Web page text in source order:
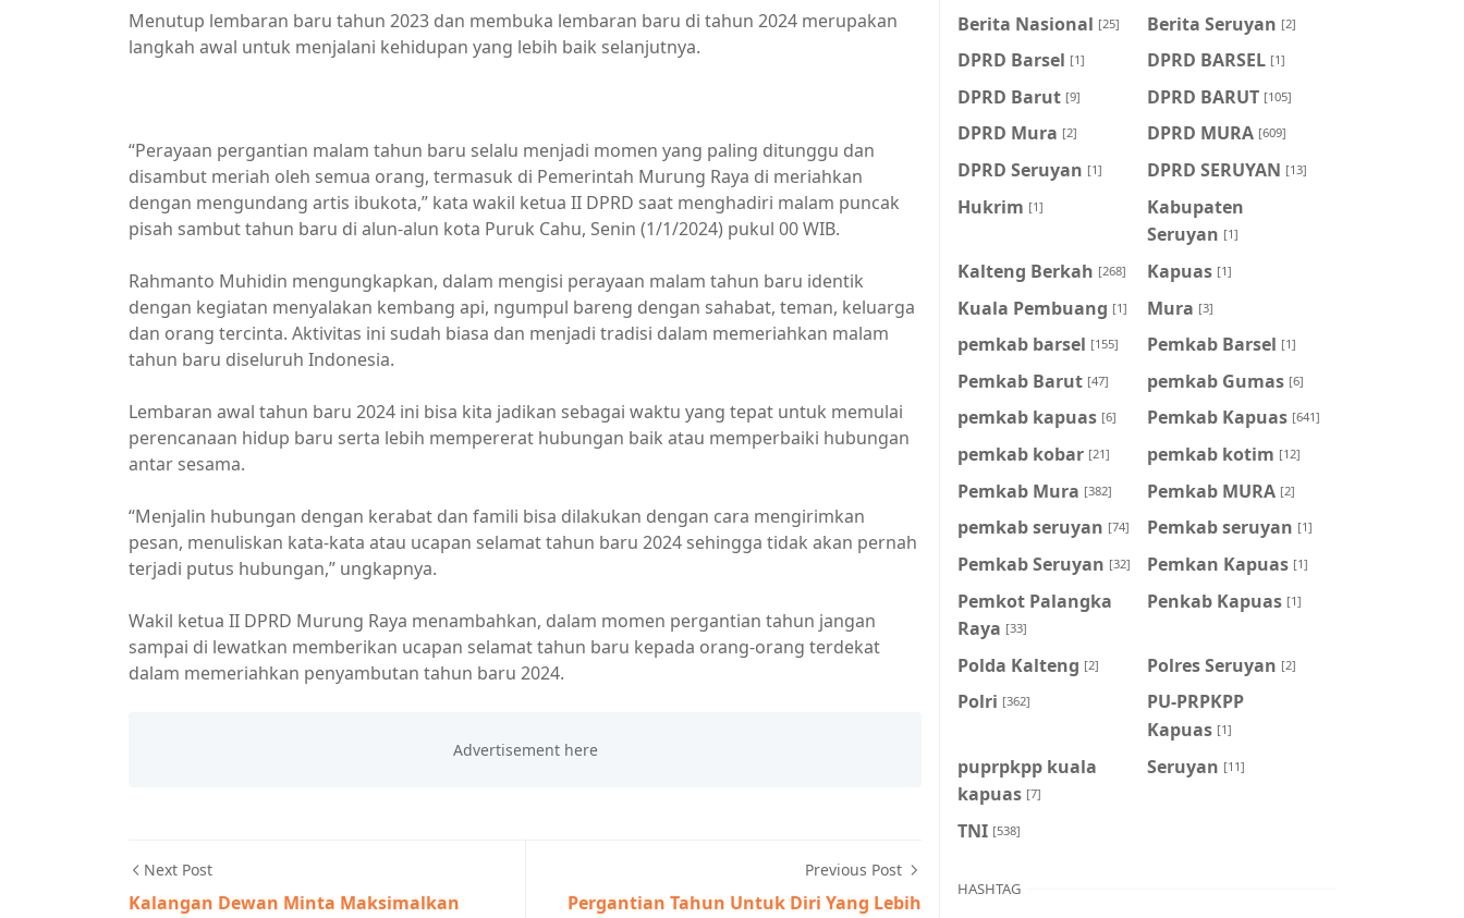
Menutup lembaran baru tahun 2023 dan membuka lembaran baru di tahun 2024 merupakan
langkah awal untuk menjalani kehidupan yang lebih baik selanjutnya.
“Perayaan pergantian malam tahun baru selalu menjadi momen yang paling ditunggu dan
disambut meriah oleh semua orang, termasuk di Pemerintah Murung Raya di meriahkan
dengan mengundang artis ibukota,” kata wakil ketua II DPRD saat menghadiri malam puncak
pisah sambut tahun baru di alun-alun kota Puruk Cahu, Senin (1/1/2024) pukul 00 WIB.
Rahmanto Muhidin mengungkapkan, dalam mengisi perayaan malam tahun baru identik
dengan kegiatan menyalakan kembang api, ngumpul bareng dengan sahabat, teman, keluarga
dan orang tercinta. Aktivitas ini sudah biasa dan menjadi tradisi dalam memeriahkan malam
tahun baru diseluruh Indonesia.
Lembaran awal tahun baru 2024 ini bisa kita jadikan sebagai waktu yang tepat untuk memulai
perencanaan hidup baru serta lebih mempererat hubungan baik atau memperbaiki hubungan
antar sesama.
“Menjalin hubungan dengan kerabat dan famili bisa dilakukan dengan cara mengirimkan
pesan, menuliskan kata-kata atau ucapan selamat tahun baru 2024 sehingga tidak akan pernah
terjadi putus hubungan,” ungkapnya.
Wakil ketua II DPRD Murung Raya menambahkan, dalam momen pergantian tahun jangan
sampai di lewatkan memberikan ucapan selamat tahun baru kepada orang-orang terdekat
dalam memeriahkan penyambutan tahun baru 2024.
Next Post
Kalangan Dewan Minta Maksimalkan
Previous Post
Pergantian Tahun Untuk Diri Yang Lebih
Berita Nasional [25] Berita Seruyan [2]
DPRD Barsel [1] DPRD BARSEL [1]
DPRD Barut [9] DPRD BARUT [105]
DPRD Mura [2] DPRD MURA [609]
DPRD Seruyan [1] DPRD SERUYAN [13]
Hukrim [1]
Kabupaten
Seruyan [1]
Kalteng Berkah [268] Kapuas [1]
Kuala Pembuang [1] Mura [3]
pemkab barsel [155] Pemkab Barsel [1]
Pemkab Barut [47] pemkab Gumas [6]
pemkab kapuas [6] Pemkab Kapuas [641]
pemkab kobar [21] pemkab kotim [12]
Pemkab Mura [382] Pemkab MURA [2]
pemkab seruyan [74] Pemkab seruyan [1]
Pemkab Seruyan [32] Pemkan Kapuas [1]
Pemkot Palangka
Raya [33]
Penkab Kapuas [1]
Polda Kalteng [2] Polres Seruyan [2]
Polri [362]
PU-PRPKPP
Kapuas [1]
puprpkpp kuala
kapuas [7]
Seruyan [11]
TNI [538]
HASHTAG